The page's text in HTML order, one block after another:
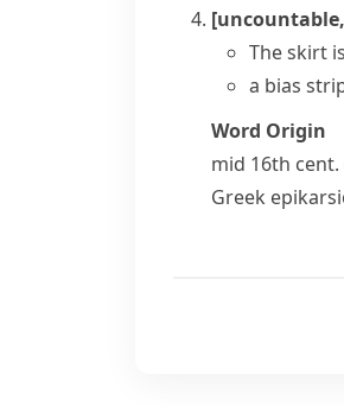
The skirt
a bias
Word Origin
mid 16th cent.
Greek